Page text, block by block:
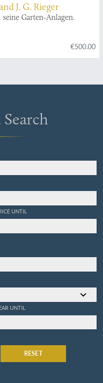
J. G. Rieger
Garten-Anlagen.
€500.00
UNTIL
UNTIL
RESET